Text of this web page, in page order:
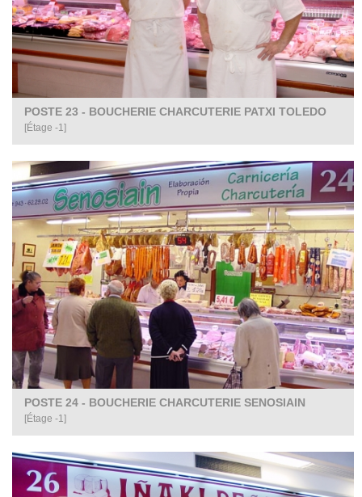
POSTE 23 - BOUCHERIE CHARCUTERIE PATXI TOLEDO
[Étage -1]
POSTE 24 - BOUCHERIE CHARCUTERIE SENOSIAIN
[Étage -1]